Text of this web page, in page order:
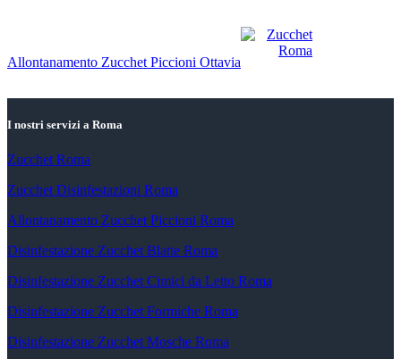
Allontanamento Zucchet Piccioni Ottavia
I nostri servizi a Roma
Zucchet Roma
Zucchet Disinfestazioni Roma
Allontanamento Zucchet Piccioni Roma
Disinfestazione Zucchet Blatte Roma
Disinfestazione Zucchet Cimici da Letto Roma
Disinfestazione Zucchet Formiche Roma
Disinfestazione Zucchet Mosche Roma